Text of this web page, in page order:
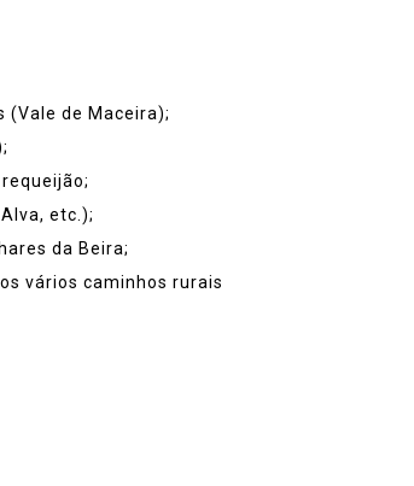
(Vale de Maceira);
etc.);
da Beira;
vários caminhos rurais